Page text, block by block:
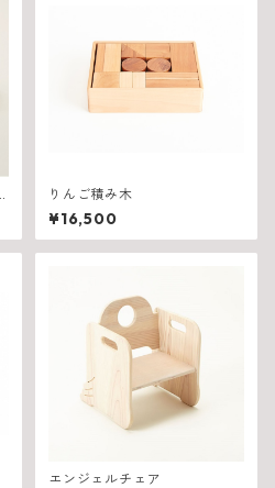
りんご積み木
¥16,500
エンジェルチェア